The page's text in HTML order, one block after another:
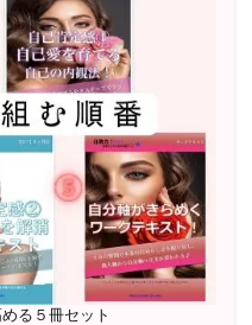
ループレッスン 20名様
６ヶ月フルサポート 累計
活動を開始
る５冊セット